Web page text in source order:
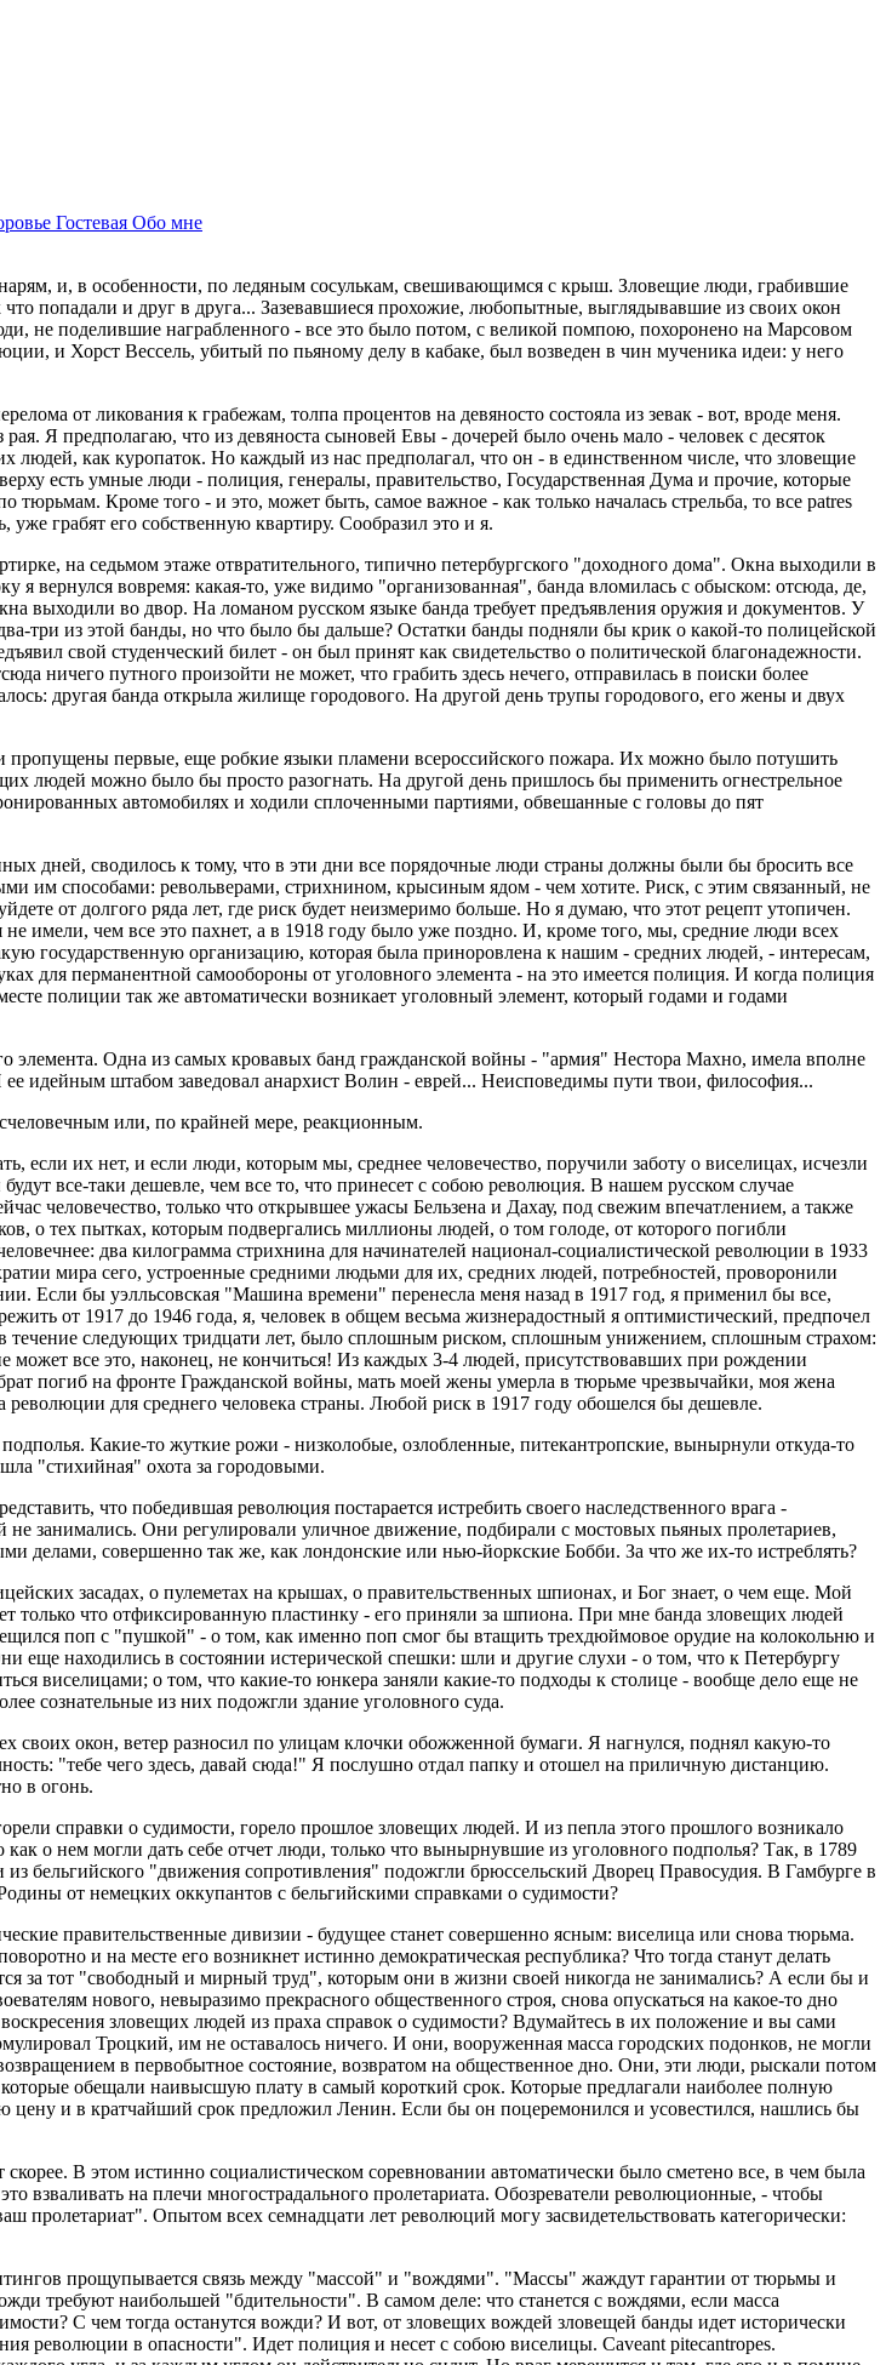
Гостевая Обо мне
и, в особенности, по ледяным сосулькам, свешивающимся с крыш. Зловещие люди, грабившие
попадали и друг в друга... Зазевавшиеся прохожие, любопытные, выглядывавшие из своих окон
не поделившие награбленного - все это было потом, с великой помпою, похоронено на Марсовом
и Хорст Вессель, убитый по пьяному делу в кабаке, был возведен в чин мученика идеи: у него
от ликования к грабежам, толпа процентов на девяносто состояла из зевак - вот, вроде меня.
Я предполагаю, что из девяноста сыновей Евы - дочерей было очень мало - человек с десяток
людей, как куропаток. Но каждый из нас предполагал, что он - в единственном числе, что зловещие
есть умные люди - полиция, генералы, правительство, Государственная Дума и прочие, которые
Кроме того - и это, может быть, самое важное - как только началась стрельба, то все patres
грабят его собственную квартиру. Сообразил это и я.
на седьмом этаже отвратительного, типично петербургского "доходного дома". Окна выходили в
вернулся вовремя: какая-то, уже видимо "организованная", банда вломилась с обыском: отсюда, де,
выходили во двор. На ломаном русском языке банда требует предъявления оружия и документов. У
три из этой банды, но что было бы дальше? Остатки банды подняли бы крик о какой-то полицейской
свой студенческий билет - он был принят как свидетельство о политической благонадежности.
ничего путного произойти не может, что грабить здесь нечего, отправилась в поиски более
другая банда открыла жилище городового. На другой день трупы городового, его жены и двух
пропущены первые, еще робкие языки пламени всероссийского пожара. Их можно было потушить
людей можно было бы просто разогнать. На другой день пришлось бы применить огнестрельное
автомобилях и ходили сплоченными партиями, обвешанные с головы до пят
дней, сводилось к тому, что в эти дни все порядочные люди страны должны были бы бросить все
им способами: револьверами, стрихнином, крысиным ядом - чем хотите. Риск, с этим связанный, не
от долгого ряда лет, где риск будет неизмеримо больше. Но я думаю, что этот рецепт утопичен.
чем все это пахнет, а в 1918 году было уже поздно. И, кроме того, мы, средние люди всех
государственную организацию, которая была приноровлена к нашим - средних людей, - интересам,
для перманентной самообороны от уголовного элемента - на это имеется полиция. И когда полиция
полиции так же автоматически возникает уголовный элемент, который годами и годами
элемента. Одна из самых кровавых банд гражданской войны - "армия" Нестора Махно, имела вполне
идейным штабом заведовал анархист Волин - еврей... Неисповедимы пути твои, философия...
или, по крайней мере, реакционным.
если их нет, и если люди, которым мы, среднее человечество, поручили заботу о виселицах, исчезли
все-таки дешевле, чем все то, что принесет с собою революция. В нашем русском случае
человечество, только что открывшее ужасы Бельзена и Дахау, под свежим впечатлением, а также
о тех пытках, которым подвергались миллионы людей, о том голоде, от которого погибли
два килограмма стрихнина для начинателей национал-социалистической революции в 1933
мира сего, устроенные средними людьми для их, средних людей, потребностей, проворонили
Если бы уэлльсовская "Машина времени" перенесла меня назад в 1917 год, я применил бы все,
от 1917 до 1946 года, я, человек в общем весьма жизнерадостный я оптимистический, предпочел
течение следующих тридцати лет, было сплошным риском, сплошным унижением, сплошным страхом:
все это, наконец, не кончиться! Из каждых 3-4 людей, присутствовавших при рождении
погиб на фронте Гражданской войны, мать моей жены умерла в тюрьме чрезвычайки, моя жена
революции для среднего человека страны. Любой риск в 1917 году обошелся бы дешевле.
Какие-то жуткие рожи - низколобые, озлобленные, питекантропские, вынырнули откуда-то
"стихийная" охота за городовыми.
что победившая революция постарается истребить своего наследственного врага -
занимались. Они регулировали уличное движение, подбирали с мостовых пьяных пролетариев,
совершенно так же, как лондонские или нью-йоркские Бобби. За что же их-то истреблять?
засадах, о пулеметах на крышах, о правительственных шпионах, и Бог знает, о чем еще. Мой
только что отфиксированную пластинку - его приняли за шпиона. При мне банда зловещих людей
поп с "пушкой" - о том, как именно поп смог бы втащить трехдюймовое орудие на колокольню и
еще находились в состоянии истерической спешки: шли и другие слухи - о том, что к Петербургу
виселицами; о том, что какие-то юнкера заняли какие-то подходы к столице - вообще дело еще не
сознательные из них подожгли здание уголовного суда.
своих окон, ветер разносил по улицам клочки обожженной бумаги. Я нагнулся, поднял какую-то
"тебе чего здесь, давай сюда!" Я послушно отдал папку и отошел на приличную дистанцию.
в огонь.
справки о судимости, горело прошлое зловещих людей. И из пепла этого прошлого возникало
о нем могли дать себе отчет люди, только что вынырнувшие из уголовного подполья? Так, в 1789
бельгийского "движения сопротивления" подожгли брюссельский Дворец Правосудия. В Гамбурге в
от немецких оккупантов с бельгийскими справками о судимости?
правительственные дивизии - будущее станет совершенно ясным: виселица или снова тюрьма.
и на месте его возникнет истинно демократическая республика? Что тогда станут делать
за тот "свободный и мирный труд", которым они в жизни своей никогда не занимались? А если бы и
нового, невыразимо прекрасного общественного строя, снова опускаться на какое-то дно
зловещих людей из праха справок о судимости? Вдумайтесь в их положение и вы сами
Троцкий, им не оставалось ничего. И они, вооруженная масса городских подонков, не могли
в первобытное состояние, возвратом на общественное дно. Они, эти люди, рыскали потом
обещали наивысшую плату в самый короткий срок. Которые предлагали наиболее полную
и в кратчайший срок предложил Ленин. Если бы он поцеремонился и усовестился, нашлись бы
В этом истинно социалистическом соревновании автоматически было сметено все, в чем была
взваливать на плечи многострадального пролетариата. Обозреватели революционные, - чтобы
пролетариат". Опытом всех семнадцати лет революций могу засвидетельствовать категорически:
прощупывается связь между "массой" и "вождями". "Массы" жаждут гарантии от тюрьмы и
требуют наибольшей "бдительности". В самом деле: что станется с вождями, если масса
С чем тогда останутся вожди? И вот, от зловещих вождей зловещей банды идет исторически
революции в опасности". Идет полиция и несет с собою виселицы. Caveant pitecantropes.